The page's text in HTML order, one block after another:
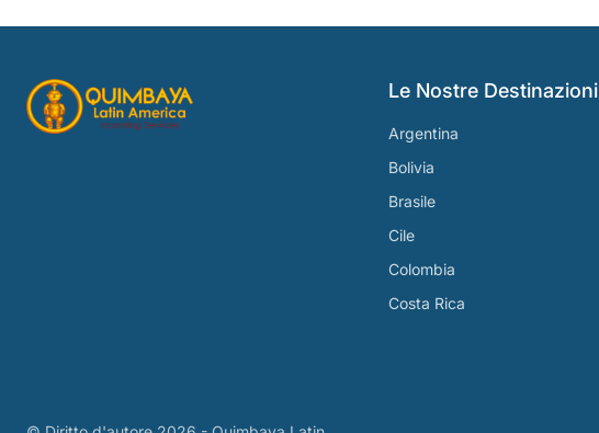
Le Nostre Destinazioni
Argentina
Bolivia
Brasile
Cile
Colombia
Costa Rica